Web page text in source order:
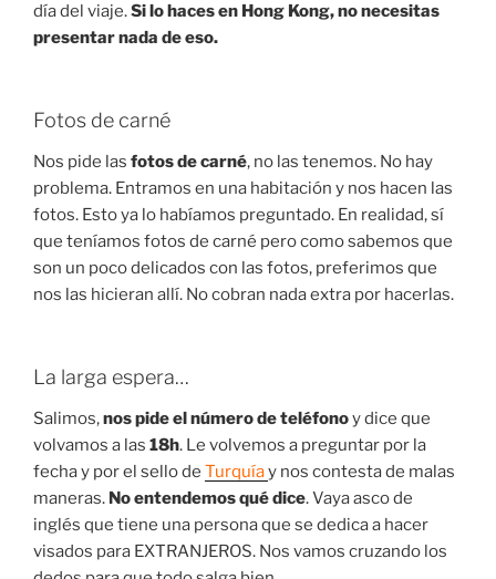
día del viaje.Si lo haces en Hong Kong, no necesitas
presentar nada de eso.
Fotos de carné
Nos pide las fotos de carné, no las tenemos. No hay
problema. Entramos en una habitación y nos hacen las
fotos. Esto ya lo habíamos preguntado. En realidad, sí
que teníamos fotos de carné pero como sabemos que
son un poco delicados con las fotos, preferimos que
nos las hicieran allí. No cobran nada extra por hacerlas.
La larga espera…
Salimos,nos pide el número de teléfonoy dice que
volvamos a las 18h. Le volvemos a preguntar por la
fecha y por el sello de Turquíay nos contesta de malas
maneras. No entendemos qué dice. Vaya asco de
inglés que tiene una persona que se dedica a hacer
visados para EXTRANJEROS. Nos vamos cruzando los